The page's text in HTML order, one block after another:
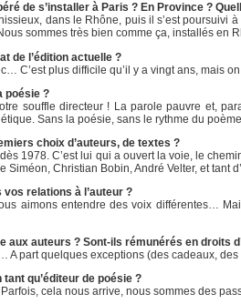
de s’installer à Paris ? En Province ?
dans le Rhône, puis il s’est
sommes très bien comme ça, installés en
de l’édition actuelle ?
C’est plus difficile qu’il y a vingt ans, mais
poésie ?
souffle directeur ! La parole pauvre et,
Sans la poésie, sans le rythme du
choix d’auteurs, de textes ?
1978. C’est lui qui a ouvert la voie, le
Siméon, Christian Bobin, André Velter, et tant
relations à l’auteur ?
aimons entendre des voix différentes…
aux auteurs ? Sont-ils rémunérés en droits
A part quelques exceptions (des cadeaux,
qu’éditeur de poésie ?
cela nous arrive, nous sommes des